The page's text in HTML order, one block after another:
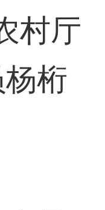
村厅
桁